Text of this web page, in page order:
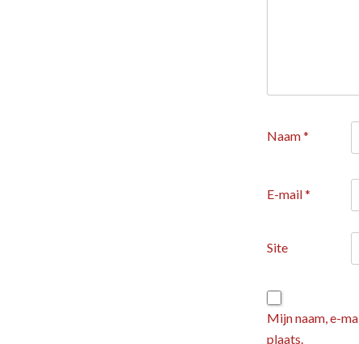
Naam*
E-mail*
Site
Mijn naam, e-
plaats.